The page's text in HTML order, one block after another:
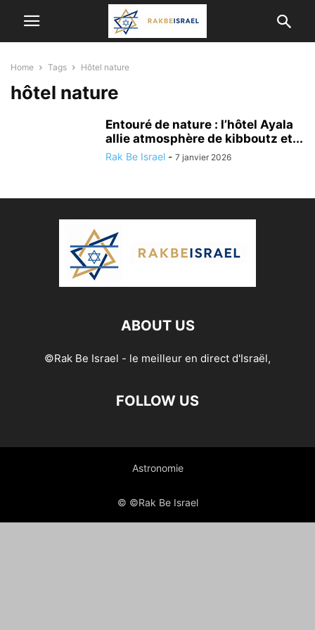
Home Tags Hôtel nature
hôtel nature
Entouré de nature : l’hôtel Ayala
allie atmosphère de kibboutz et...
Rak Be Israel - 7 janvier 2026
ABOUT US
©Rak Be Israel - le meilleur en direct d'Israël,
FOLLOW US
Astronomie
© ©Rak Be Israel